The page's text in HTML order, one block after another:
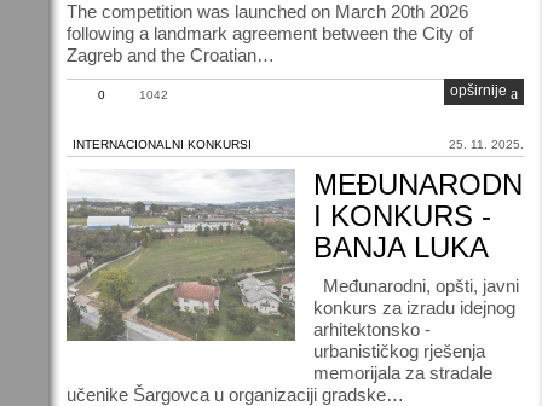
The competition was launched on March 20th 2026
following a landmark agreement between the City of
Zagreb and the Croatian…
0 1042 opširnije
INTERNACIONALNI KONKURSI 25. 11. 2025.
MEĐUNARODN
I KONKURS -
BANJA LUKA
Međunarodni, opšti, javni
konkurs za izradu idejnog
arhitektonsko -
urbanističkog rješenja
memorijala za stradale
učenike Šargovca u organizaciji gradske…